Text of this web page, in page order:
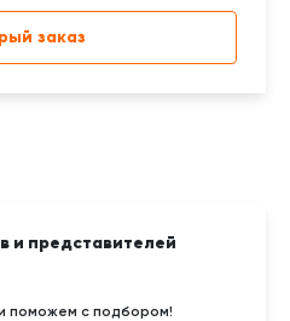
и представителей
поможем с подбором!
заказ